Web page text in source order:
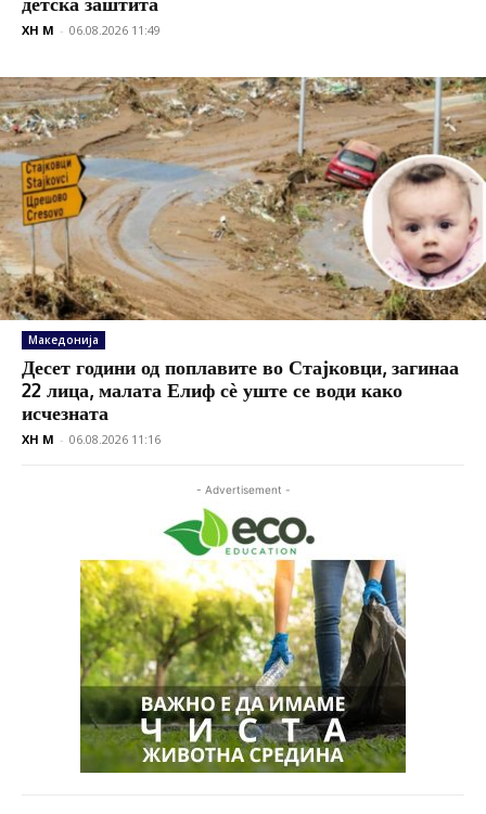
XH M - 06.08.2026 11:49
Македонија
Десет години од поплавите во Стајковци, загинаа
22 лица, малата Елиф сѐ уште се води како
исчезната
XH M - 06.08.2026 11:16
- Advertisement -